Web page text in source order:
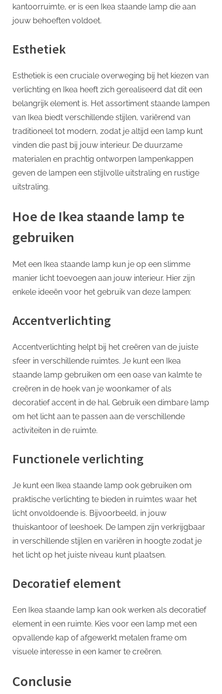
kantoorruimte, er is een Ikea staande lamp die aan
jouw behoeften voldoet.
Esthetiek
Esthetiek is een cruciale overweging bij het kiezen van
verlichting en Ikea heeft zich gerealiseerd dat dit een
belangrijk element is. Het assortiment staande lampen
van Ikea biedt verschillende stijlen, variërend van
traditioneel tot modern, zodat je altijd een lamp kunt
vinden die past bij jouw interieur. De duurzame
materialen en prachtig ontworpen lampenkappen
geven de lampen een stijlvolle uitstraling en rustige
uitstraling.
Hoe de Ikea staande lamp te
gebruiken
Met een Ikea staande lamp kun je op een slimme
manier licht toevoegen aan jouw interieur. Hier zijn
enkele ideeën voor het gebruik van deze lampen:
Accentverlichting
Accentverlichting helpt bij het creëren van de juiste
sfeer in verschillende ruimtes. Je kunt een Ikea
staande lamp gebruiken om een ​​oase van kalmte te
creëren in de hoek van je woonkamer of als
decoratief accent in de hal. Gebruik een dimbare lamp
om het licht aan te passen aan de verschillende
activiteiten in de ruimte.
Functionele verlichting
Je kunt een Ikea staande lamp ook gebruiken om
praktische verlichting te bieden in ruimtes waar het
licht onvoldoende is. Bijvoorbeeld, in jouw
thuiskantoor of leeshoek. De lampen zijn verkrijgbaar
in verschillende stijlen en variëren in hoogte zodat je
het licht op het juiste niveau kunt plaatsen.
Decoratief element
Een Ikea staande lamp kan ook werken als decoratief
element in een ruimte. Kies voor een lamp met een
opvallende kap of afgewerkt metalen frame om
visuele interesse in een kamer te creëren.
Conclusie